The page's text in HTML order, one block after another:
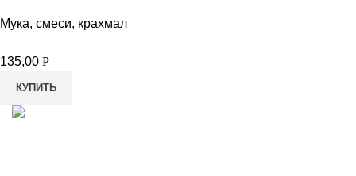
Мука, смеси, крахмал
135,00 Р
КУПИТЬ